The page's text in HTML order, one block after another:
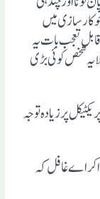
کار سازی میں
تعجب بات یہ
یہ شخص کوئی بڑی
پرزیادہ توجہ
کر اے غافل کہ